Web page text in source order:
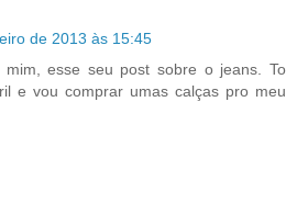
de 2013 às 15:45
esse seu post sobre o jeans. To
e vou comprar umas calças pro meu